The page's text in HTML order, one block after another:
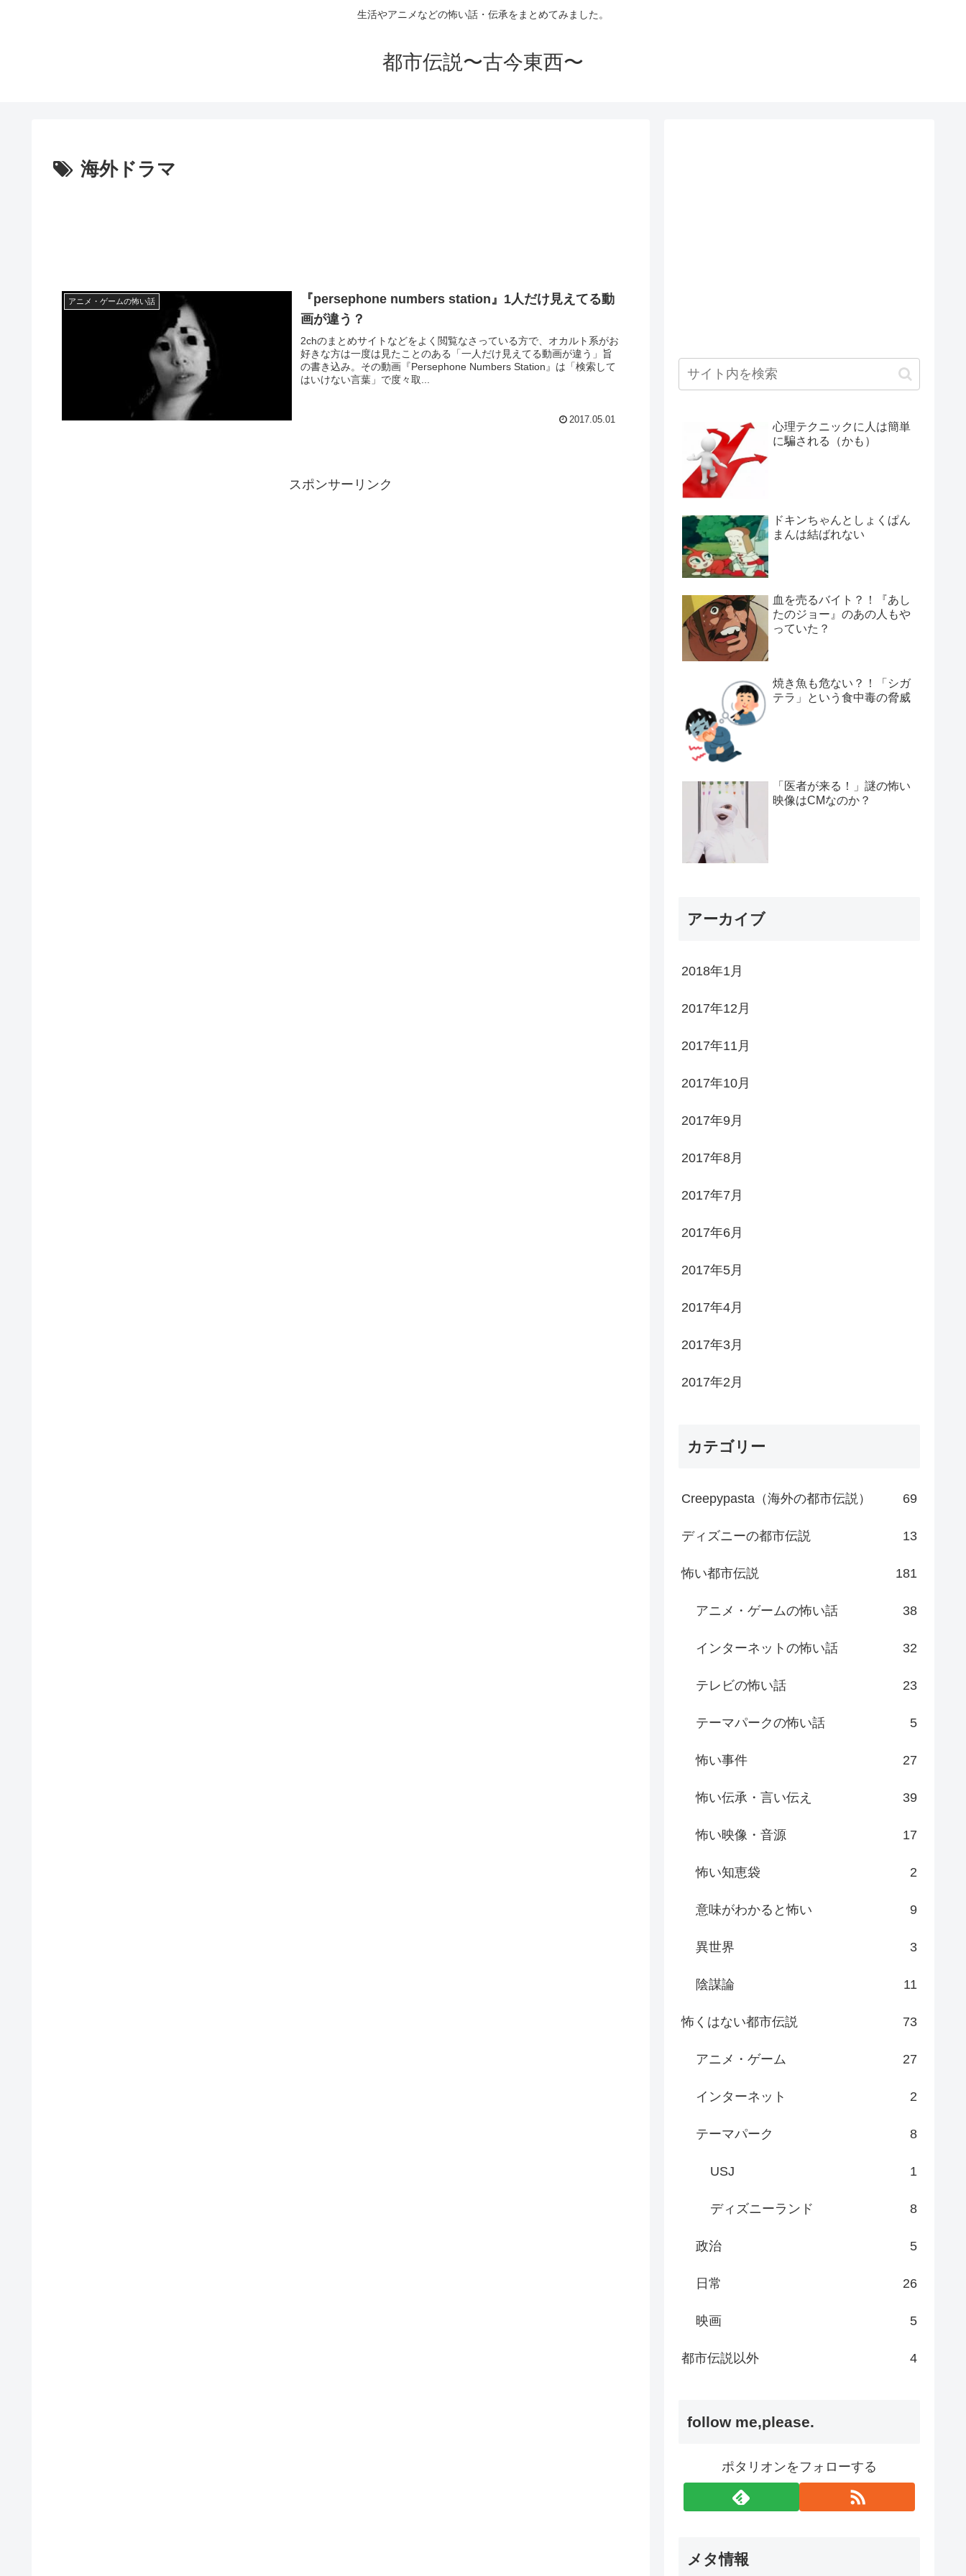
生活やアニメなどの怖い話・伝承をまとめてみました。
都市伝説〜古今東西〜
海外ドラマ
アニメ・ゲームの怖い話
『persephone numbers station』1人だけ見えてる動
画が違う？
2chのまとめサイトなどをよく閲覧なさっている方で、オカルト系がお
好きな方は一度は見たことのある「一人だけ見えてる動画が違う」旨
の書き込み。その動画『Persephone Numbers Station』は「検索して
はいけない言葉」で度々取...
2017.05.01
スポンサーリンク
心理テクニックに人は簡単
に騙される（かも）
ドキンちゃんとしょくぱん
まんは結ばれない
血を売るバイト？！『あし
たのジョー』のあの人もや
っていた？
焼き魚も危ない？！「シガ
テラ」という食中毒の脅威
「医者が来る！」謎の怖い
映像はCMなのか？
アーカイブ
2018年1月
2017年12月
2017年11月
2017年10月
2017年9月
2017年8月
2017年7月
2017年6月
2017年5月
2017年4月
2017年3月
2017年2月
カテゴリー
Creepypasta（海外の都市伝説） 69
ディズニーの都市伝説 13
怖い都市伝説 181
アニメ・ゲームの怖い話 38
インターネットの怖い話 32
テレビの怖い話 23
テーマパークの怖い話 5
怖い事件 27
怖い伝承・言い伝え 39
怖い映像・音源 17
怖い知恵袋 2
意味がわかると怖い 9
異世界 3
陰謀論 11
怖くはない都市伝説 73
アニメ・ゲーム 27
インターネット 2
テーマパーク 8
USJ 1
ディズニーランド 8
政治 5
日常 26
映画 5
都市伝説以外 4
follow me,please.
ポタリオンをフォローする
メタ情報